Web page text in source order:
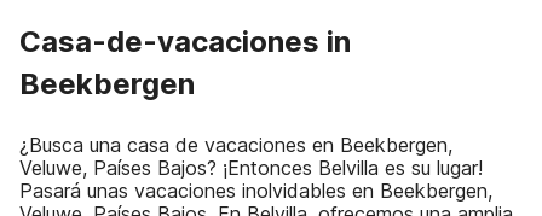
Casa-de-vacaciones in
Beekbergen
¿Busca una casa de vacaciones en Beekbergen,
Veluwe, Países Bajos? ¡Entonces Belvilla es su lugar!
Pasará unas vacaciones inolvidables en Beekbergen,